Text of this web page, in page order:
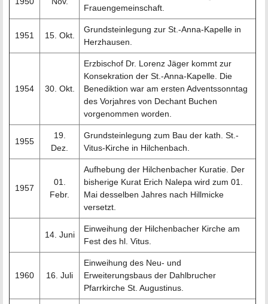
Frauengemeinschaft.
1951 15. Okt.
Grundsteinlegung zur St.-Anna-Kapelle in
Herzhausen.
1954 30. Okt.
Erzbischof Dr. Lorenz Jäger kommt zur
Konsekration der St.-Anna-Kapelle. Die
Benediktion war am ersten Adventssonntag
des Vorjahres von Dechant Buchen
vorgenommen worden.
1955
19.
Dez.
Grundsteinlegung zum Bau der kath. St.-
Vitus-Kirche in Hilchenbach.
1957
01.
Febr.
Aufhebung der Hilchenbacher Kuratie. Der
bisherige Kurat Erich Nalepa wird zum 01.
Mai desselben Jahres nach Hillmicke
versetzt.
14. Juni
Einweihung der Hilchenbacher Kirche am
Fest des hl. Vitus.
1960 16. Juli
Einweihung des Neu- und
Erweiterungsbaus der Dahlbrucher
Pfarrkirche St. Augustinus.